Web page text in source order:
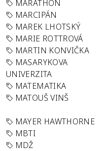
MARATHON
MARCIPÁN
MAREK LHOTSKÝ
MARIE ROTTROVÁ
MARTIN KONVIČKA
MASARYKOVA
UNIVERZITA
MATEMATIKA
MATOUŠ VINŠ
MAYER HAWTHORNE
MBTI
MDŽ